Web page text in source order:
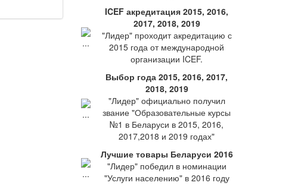
ICEF акредитация 2015, 2016,
2017, 2018, 2019
"Лидер" проходит акредитацию с
2015 года от международной
организации ICEF.
Выбор года 2015, 2016, 2017,
2018, 2019
"Лидер" официально получил
звание "Образовательные курсы
№1 в Беларуси в 2015, 2016,
2017,2018 и 2019 годах"
Лучшие товары Беларуси 2016
"Лидер" победил в номинации
"Услуги населению" в 2016 году